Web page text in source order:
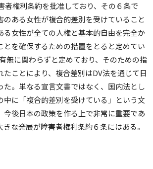
者権利条約を批准しており、その６条で
のある女性が複合的差別を受けていること
る女性が全ての人権と基本的自由を完全か
とを確保するための措置をとると定めてい
無に関わらずと定めており、そのための指
たことにより、複合差別はDV法を通じて日
た。単なる宣言文書ではなく、国内法とし
中に「複合的差別を受けている」という文
今後日本の政策を作る上で非常に重要であ
きな発展が障害者権利条約６条にはある。